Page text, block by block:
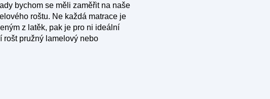
bychom se měli zaměřit na naše
roštu. Ne každá matrace je
z latěk, pak je pro ni ideální
rošt pružný lamelový nebo